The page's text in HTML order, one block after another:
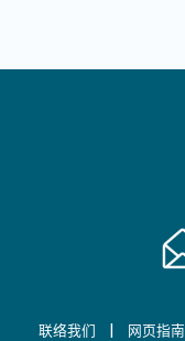
联络我们 | 网页指南